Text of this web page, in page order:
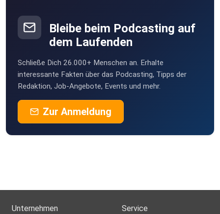
Bleibe beim Podcasting auf
dem Laufenden
Schließe Dich 26.000+ Menschen an. Erhalte
interessante Fakten über das Podcasting, Tipps der
Redaktion, Job-Angebote, Events und mehr.
Zur Anmeldung
Unternehmen Service